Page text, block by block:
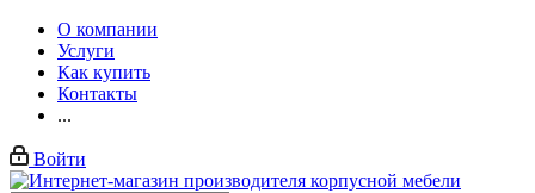
О компании
Услуги
Как купить
Контакты
...
Войти